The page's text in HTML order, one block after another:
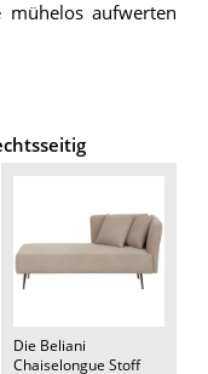
aufwerten
Die Beliani
Chaiselongue Stoff